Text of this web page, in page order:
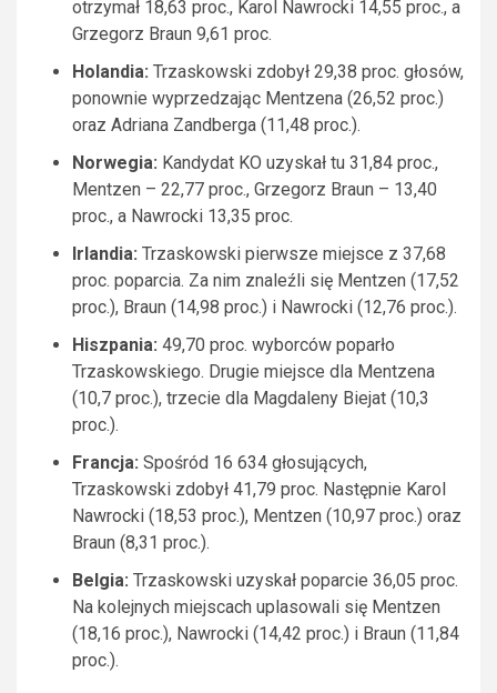
otrzymał 18,63 proc., Karol Nawrocki 14,55 proc., a
Grzegorz Braun 9,61 proc.
Holandia: Trzaskowski zdobył 29,38 proc. głosów,
ponownie wyprzedzając Mentzena (26,52 proc.)
oraz Adriana Zandberga (11,48 proc.).
Norwegia: Kandydat KO uzyskał tu 31,84 proc.,
Mentzen – 22,77 proc., Grzegorz Braun – 13,40
proc., a Nawrocki 13,35 proc.
Irlandia: Trzaskowski pierwsze miejsce z 37,68
proc. poparcia. Za nim znaleźli się Mentzen (17,52
proc.), Braun (14,98 proc.) i Nawrocki (12,76 proc.).
Hiszpania: 49,70 proc. wyborców poparło
Trzaskowskiego. Drugie miejsce dla Mentzena
(10,7 proc.), trzecie dla Magdaleny Biejat (10,3
proc.).
Francja: Spośród 16 634 głosujących,
Trzaskowski zdobył 41,79 proc. Następnie Karol
Nawrocki (18,53 proc.), Mentzen (10,97 proc.) oraz
Braun (8,31 proc.).
Belgia: Trzaskowski uzyskał poparcie 36,05 proc.
Na kolejnych miejscach uplasowali się Mentzen
(18,16 proc.), Nawrocki (14,42 proc.) i Braun (11,84
proc.).